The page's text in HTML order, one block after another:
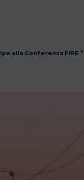
alla Conferenza FIRE